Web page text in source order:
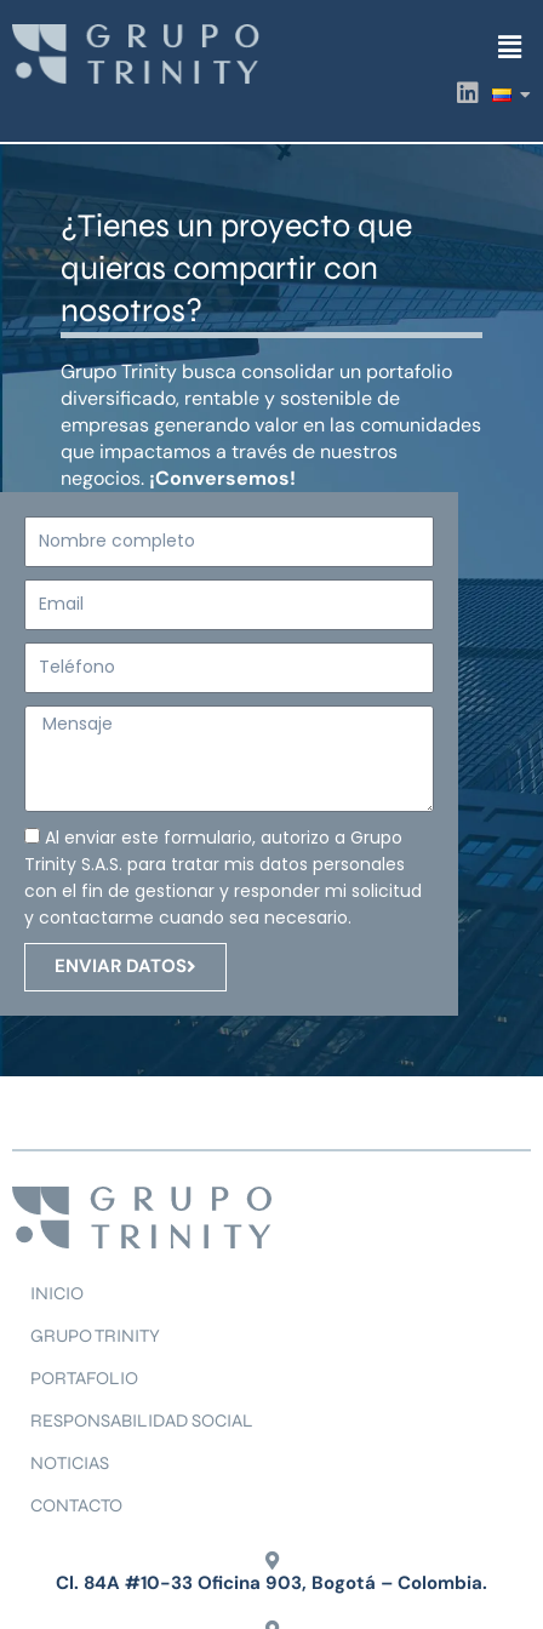
contenido
L
i
k
i
¿Tienes un proyecto que
quieras compartir con
nosotros?
Grupo Trinity busca consolidar un portafolio
diversificado, rentable y sostenible de
empresas generando valor en las comunidades
que impactamos a través de nuestros
negocios. ¡Conversemos!
Mensaje
Al enviar este formulario, autorizo a Grupo
Trinity S.A.S. para tratar mis datos personales
con el fin de gestionar y responder mi solicitud
y contactarme cuando sea necesario.
ENVIAR DATOS
INICIO
GRUPO TRINITY
PORTAFOLIO
RESPONSABILIDAD SOCIAL
NOTICIAS
CONTACTO
Cl. 84A #10-33 Oficina 903, Bogotá – Colombia.